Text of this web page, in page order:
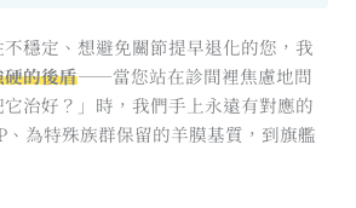
穩定、想避免關節提早退化的您，我
的後盾——當您站在診間裡焦慮地問
它治好？」時，我們手上永遠有對應的
、為特殊族群保留的羊膜基質，到旗艦